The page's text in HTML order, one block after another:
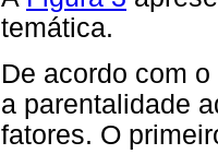
temática.
De acordo com
a parentalidade
fatores. O